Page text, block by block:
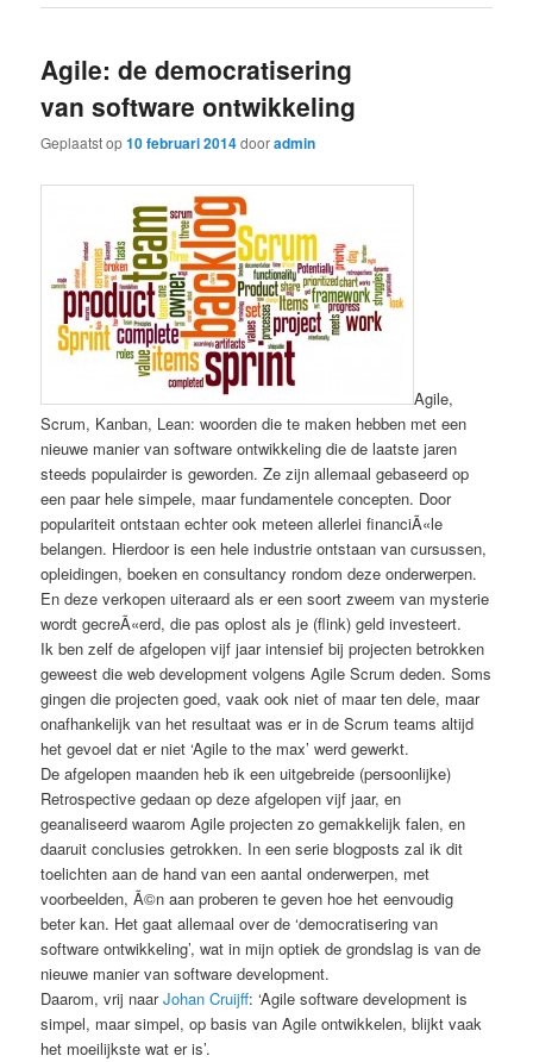
Agile: de democratisering
van software ontwikkeling
Geplaatst op10 februari 2014dooradmin
Agile,
Scrum, Kanban, Lean: woorden die te maken hebben met een
nieuwe manier van software ontwikkeling die de laatste jaren
steeds populairder is geworden. Ze zijn allemaal gebaseerd op
een paar hele simpele, maar fundamentele concepten. Door
populariteit ontstaan echter ook meteen allerlei financiÃ«le
belangen. Hierdoor is een hele industrie ontstaan van cursussen,
opleidingen, boeken en consultancy rondom deze onderwerpen.
En deze verkopen uiteraard als er een soort zweem van mysterie
wordt gecreÃ«erd, die pas oplost als je (flink) geld investeert.
Ik ben zelf de afgelopen vijf jaar intensief bij projecten betrokken
geweest die web development volgens Agile Scrum deden. Soms
gingen die projecten goed, vaak ook niet of maar ten dele, maar
onafhankelijk van het resultaat was er in de Scrum teams altijd
het gevoel dat er niet ‘Agile to the max’ werd gewerkt.
De afgelopen maanden heb ik een uitgebreide (persoonlijke)
Retrospective gedaan op deze afgelopen vijf jaar, en
geanaliseerd waarom Agile projecten zo gemakkelijk falen, en
daaruit conclusies getrokken. In een serie blogposts zal ik dit
toelichten aan de hand van een aantal onderwerpen, met
voorbeelden, Ã©n aan proberen te geven hoe het eenvoudig
beter kan. Het gaat allemaal over de ‘democratisering van
software ontwikkeling’, wat in mijn optiek de grondslag is van de
nieuwe manier van software development.
Daarom, vrij naarJohan Cruijff: ‘Agile software development is
simpel, maar simpel, op basis van Agile ontwikkelen, blijkt vaak
het moeilijkste wat er is’.